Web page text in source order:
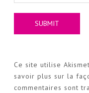
Ce site utilise
savoir plus sur la
commentaires sont